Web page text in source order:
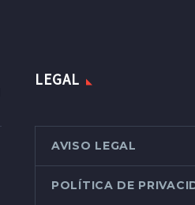
LEGAL
AVISO LEGAL
POLÍTICA DE